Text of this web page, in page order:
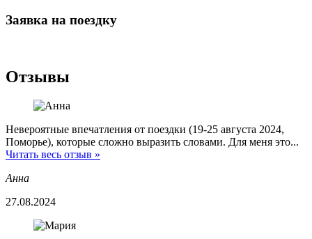
Заявка на поездку
Отзывы
Невероятные впечатления от поездки (19-25 августа 2024,
Поморье), которые сложно выразить словами. Для меня это...
Читать весь отзыв »
Анна
27.08.2024